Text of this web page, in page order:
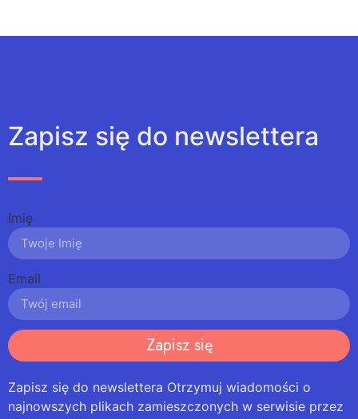
Zapisz się do newslettera
Imię
Email
Zapisz się
Zapisz się do newslettera Otrzymuj wiadomości o
najnowszych plikach zamieszczonych w serwisie przez